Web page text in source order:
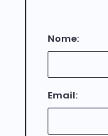
Nome:
Email: